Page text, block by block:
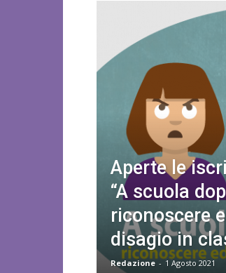
Aperte le
“A scuola
riconoscere
disagio in
Redazione - 1 Agosto 2021